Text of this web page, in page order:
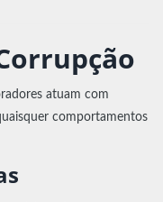
atuam com
comportamentos